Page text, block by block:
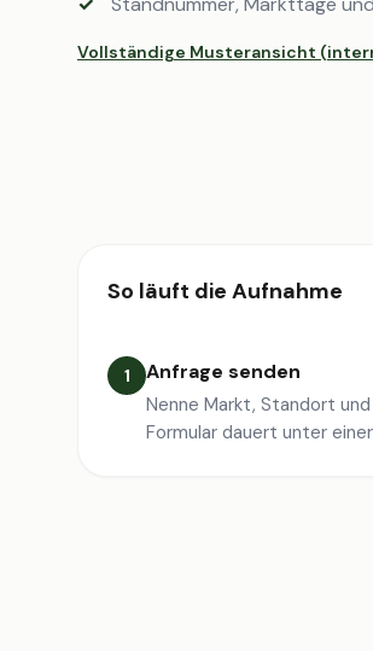
Vollständige Musteransicht
So läuft die Aufnahme
1 Anfrage senden
Nenne Markt, Standort
Formular dauert unter